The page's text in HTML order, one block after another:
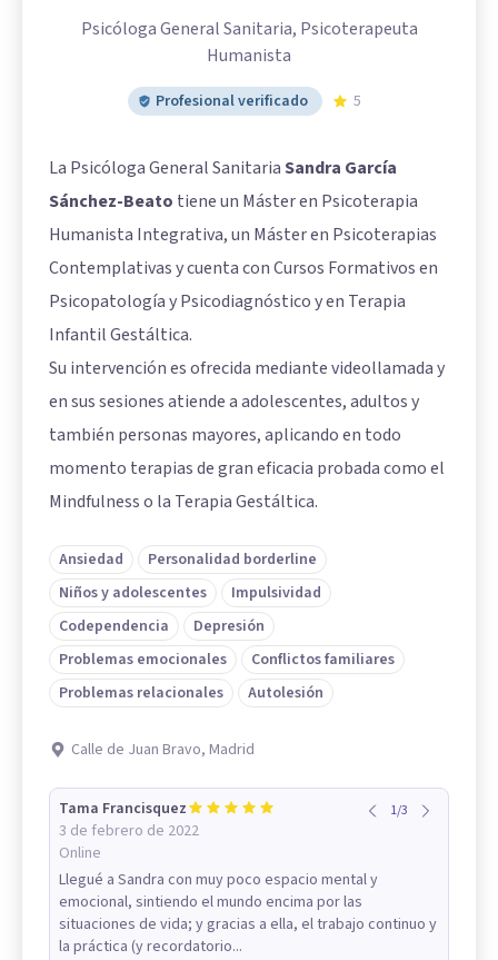
Psicóloga General Sanitaria, Psicoterapeuta
Humanista
Profesional verificado 5
La Psicóloga General SanitariaSandra García
Sánchez-Beato tiene un Máster en Psicoterapia
Humanista Integrativa, un Máster en Psicoterapias
Contemplativas y cuenta con Cursos Formativos en
Psicopatología y Psicodiagnóstico y en Terapia
Infantil Gestáltica.
Su intervención es ofrecida mediante videollamada y
en sus sesiones atiende a adolescentes, adultos y
también personas mayores, aplicando en todo
momento terapias de gran eficacia probada como el
Mindfulness o la Terapia Gestáltica.
Ansiedad
Personalidad borderline
Niños y adolescentes
Impulsividad
Codependencia
Depresión
Problemas emocionales
Conflictos familiares
Problemas relacionales
Autolesión
Calle de Juan Bravo, Madrid
Tama Francisquez
3 de febrero de 2022
Online
1/3
Llegué a Sandra con muy poco espacio mental y
emocional, sintiendo el mundo encima por las
situaciones de vida; y gracias a ella, el trabajo continuo y
la práctica (y recordatorio...